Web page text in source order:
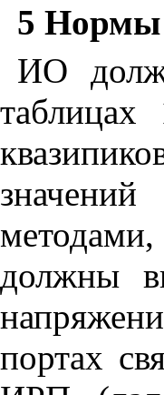
5 Нормы
ИО
должны
портах